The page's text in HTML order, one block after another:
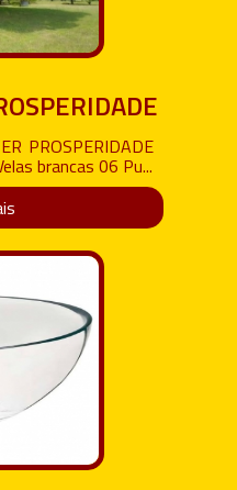
PROSPERIDADE
brancas 06 Pu...